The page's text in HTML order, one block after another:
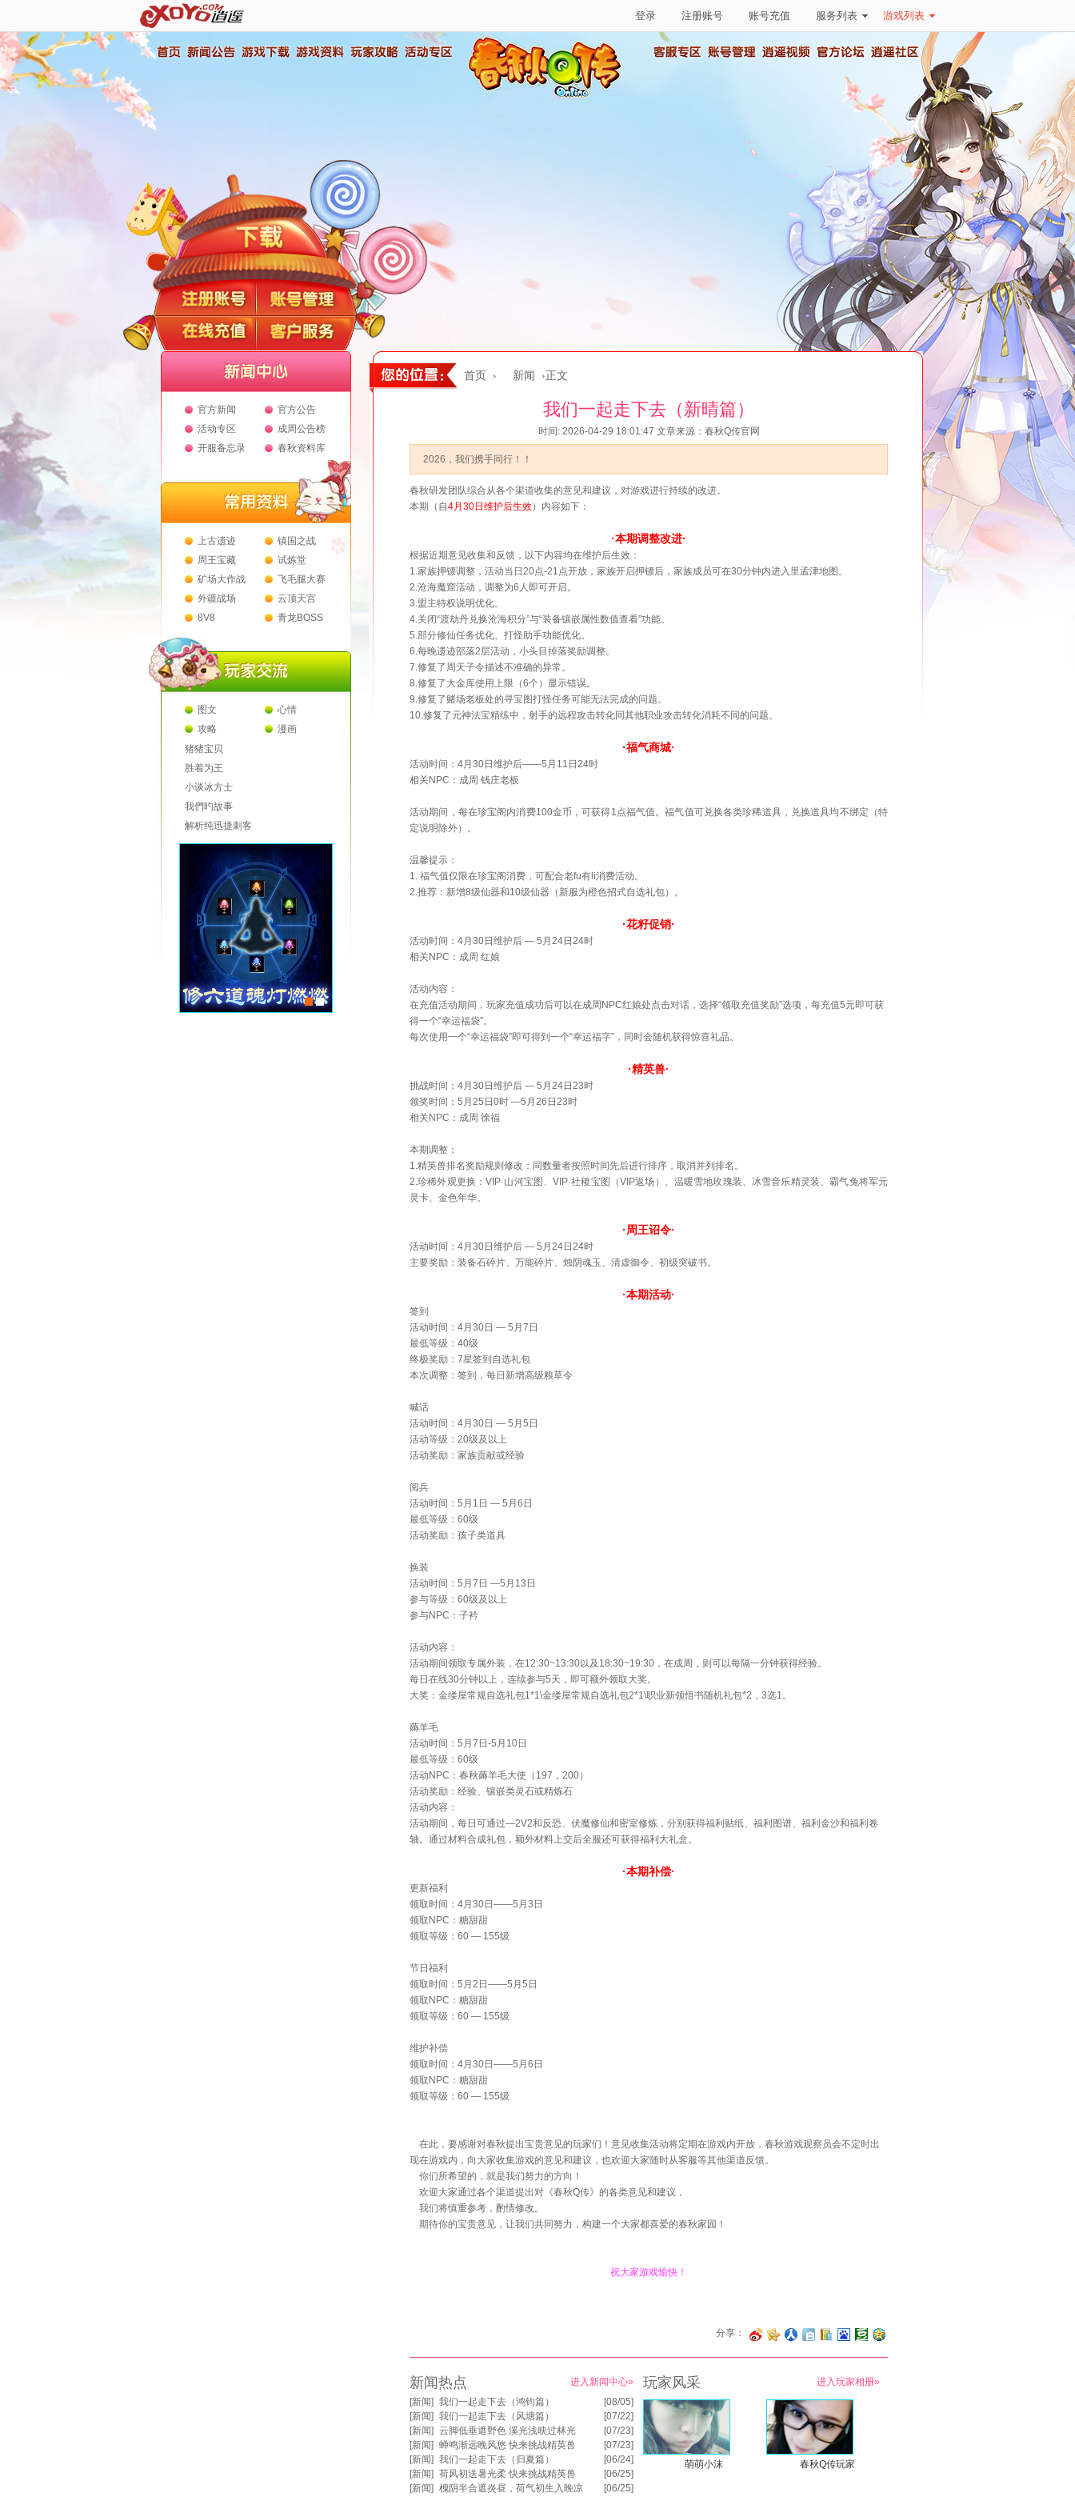
登录 注册账号 账号充值 服务列表 游戏列表
官方新闻
官方公告
活动专区
成周公告榜
开服备忘录
春秋资料库
上古遗迹
镇国之战
周王宝藏
试炼堂
矿场大作战
飞毛腿大赛
外疆战场
云顶天宫
8V8
青龙BOSS
图文
心情
攻略
漫画
猪猪宝贝
胜着为王
小谈冰方士
我們旳故事
解析纯迅捷刺客
首页 › 新闻 ›正文
我们一起走下去（新晴篇）
时间: 2026-04-29 18:01:47 文章来源：春秋Q传官网
2026，我们携手同行！！
春秋研发团队综合从各个渠道收集的意见和建议，对游戏进行持续的改进。
本期（自4月30日维护后生效）内容如下：
·本期调整改进·
根据近期意见收集和反馈，以下内容均在维护后生效：
1.家族押镖调整，活动当日20点-21点开放，家族开启押镖后，家族成员可在30分钟内进入里孟津地图。
2.沧海魔窟活动，调整为6人即可开启。
3.盟主特权说明优化。
4.关闭“渡劫丹兑换沧海积分”与“装备镶嵌属性数值查看”功能。
5.部分修仙任务优化、打怪助手功能优化。
6.每晚遗迹部落2层活动，小头目掉落奖励调整。
7.修复了周天子令描述不准确的异常。
8.修复了大金库使用上限（6个）显示错误。
9.修复了赌场老板处的寻宝图打怪任务可能无法完成的问题。
10.修复了元神法宝精练中，射手的远程攻击转化同其他职业攻击转化消耗不同的问题。
·福气商城·
活动时间：4月30日维护后——5月11日24时
相关NPC：成周 钱庄老板
活动期间，每在珍宝阁内消费100金币，可获得1点福气值。福气值可兑换各类珍稀道具，兑换道具均不绑定（特
定说明除外）。
温馨提示：
1. 福气值仅限在珍宝阁消费，可配合老fu有li消费活动。
2.推荐：新增8级仙器和10级仙器（新服为橙色招式自选礼包）。
·花籽促销·
活动时间：4月30日维护后 — 5月24日24时
相关NPC：成周 红娘
活动内容：
在充值活动期间，玩家充值成功后可以在成周NPC红娘处点击对话，选择“领取充值奖励”选项，每充值5元即可获
得一个“幸运福袋”。
每次使用一个“幸运福袋”即可得到一个“幸运福字”，同时会随机获得惊喜礼品。
·精英兽·
挑战时间：4月30日维护后 — 5月24日23时
领奖时间：5月25日0时 —5月26日23时
相关NPC：成周 徐福
本期调整：
1.精英兽排名奖励规则修改：同数量者按照时间先后进行排序，取消并列排名。
2.珍稀外观更换：VIP·山河宝图、VIP·社稷宝图（VIP返场）、温暖雪地玫瑰装、冰雪音乐精灵装、霸气兔将军元
灵卡、金色年华。
·周王诏令·
活动时间：4月30日维护后 — 5月24日24时
主要奖励：装备石碎片、万能碎片、烛阴魂玉、清虚御令、初级突破书。
·本期活动·
签到
活动时间：4月30日 — 5月7日
最低等级：40级
终极奖励：7星签到自选礼包
本次调整：签到，每日新增高级粮草令
喊话
活动时间：4月30日 — 5月5日
活动等级：20级及以上
活动奖励：家族贡献或经验
阅兵
活动时间：5月1日 — 5月6日
最低等级：60级
活动奖励：孩子类道具
换装
活动时间：5月7日 —5月13日
参与等级：60级及以上
参与NPC：子衿
活动内容：
活动期间领取专属外装，在12:30~13:30以及18:30~19:30，在成周，则可以每隔一分钟获得经验。
每日在线30分钟以上，连续参与5天，即可额外领取大奖。
大奖：金缕屋常规自选礼包1*1\金缕屋常规自选礼包2*1\职业新领悟书随机礼包*2，3选1。
薅羊毛
活动时间：5月7日-5月10日
最低等级：60级
活动NPC：春秋薅羊毛大使（197，200）
活动奖励：经验、镶嵌类灵石或精炼石
活动内容：
活动期间，每日可通过—2V2和反恐、伏魔修仙和密室修炼，分别获得福利贴纸、福利图谱、福利金沙和福利卷
轴。通过材料合成礼包，额外材料上交后全服还可获得福利大礼盒。
·本期补偿·
更新福利
领取时间：4月30日——5月3日
领取NPC：糖甜甜
领取等级：60 — 155级
节日福利
领取时间：5月2日——5月5日
领取NPC：糖甜甜
领取等级：60 — 155级
维护补偿
领取时间：4月30日——5月6日
领取NPC：糖甜甜
领取等级：60 — 155级
在此，要感谢对春秋提出宝贵意见的玩家们！意见收集活动将定期在游戏内开放，春秋游戏观察员会不定时出
现在游戏内，向大家收集游戏的意见和建议，也欢迎大家随时从客服等其他渠道反馈。
你们所希望的，就是我们努力的方向！
欢迎大家通过各个渠道提出对《春秋Q传》的各类意见和建议，
我们将慎重参考，酌情修改。
期待你的宝贵意见，让我们共同努力，构建一个大家都喜爱的春秋家园！
祝大家游戏愉快！
分享：
新闻热点
[08/05]
[新闻] 我们一起走下去（鸿钧篇）
[07/22]
[新闻] 我们一起走下去（风塘篇）
[07/23]
[新闻] 云脚低垂遮野色 溪光浅映过林光
[07/23]
[新闻] 蝉鸣渐远晚风悠 快来挑战精英兽
[06/24]
[新闻] 我们一起走下去（归夏篇）
[06/25]
[新闻] 荷风初送暑光柔 快来挑战精英兽
[06/25]
[新闻] 槐阴半合遮炎昼，荷气初生入晚凉
进入新闻中心» 玩家风采
萌萌小沫 春秋Q传玩家
进入玩家相册»